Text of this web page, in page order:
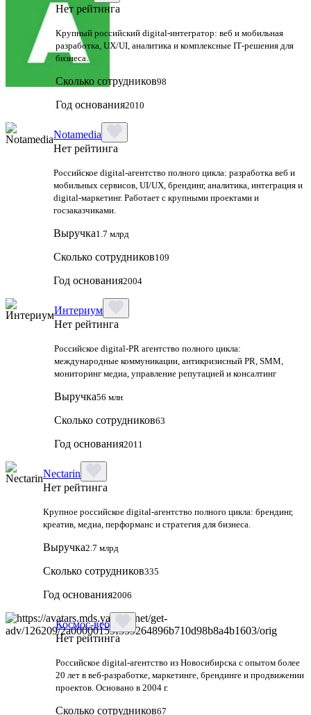
Нет рейтинга
Крупный российский digital‑интегратор: веб и мобильная
разработка, UX/UI, аналитика и комплексные IT‑решения для
бизнеса.
Сколько сотрудников98
Год основания2010
Notamedia
Нет рейтинга
Российское digital-агентство полного цикла: разработка веб и
мобильных сервисов, UI/UX, брендинг, аналитика, интеграция и
digital-маркетинг. Работает с крупными проектами и
госзаказчиками.
Выручка1.7 млрд
Сколько сотрудников109
Год основания2004
Интериум
Нет рейтинга
Российское digital-PR агентство полного цикла:
международные коммуникации, антикризисный PR, SMM,
мониторинг медиа, управление репутацией и консалтинг
Выручка56 млн
Сколько сотрудников63
Год основания2011
Nectarin
Нет рейтинга
Крупное российское digital‑агентство полного цикла: брендинг,
креатив, медиа, перформанс и стратегия для бизнеса.
Выручка2.7 млрд
Сколько сотрудников335
Год основания2006
Космос-веб
Нет рейтинга
Российское digital-агентство из Новосибирска с опытом более
20 лет в веб-разработке, маркетинге, брендинге и продвижении
проектов. Основано в 2004 г.
Сколько сотрудников67